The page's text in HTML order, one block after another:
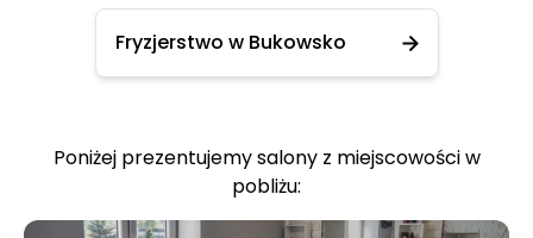
Fryzjerstwo w Bukowsko
Poniżej prezentujemy salony z miejscowości w
pobliżu: